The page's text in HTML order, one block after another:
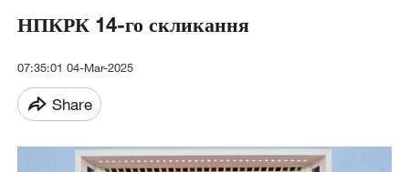
НПКРК 14-го скликання
07:35:01 04-Mar-2025
Share